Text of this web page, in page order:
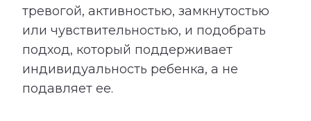
тревогой, активностью, замкнутостью
или чувствительностью, и подобрать
подход, который поддерживает
индивидуальность ребенка, а не
подавляет ее.